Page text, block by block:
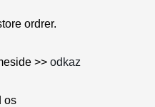
ordrer.
>> odkaz
os